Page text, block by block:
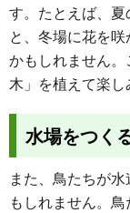
す。たとえば、夏
と、冬場に花を
かもしれません
木」を植えて楽し
水場をつく
また、鳥たちが
もしれません。